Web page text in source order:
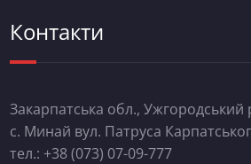
Контакти
Закарпатська обл., Ужгородський
с. Минай вул. Патруса
тел.: +38 (073) 07-09-777